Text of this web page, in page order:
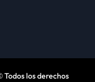
los derechos